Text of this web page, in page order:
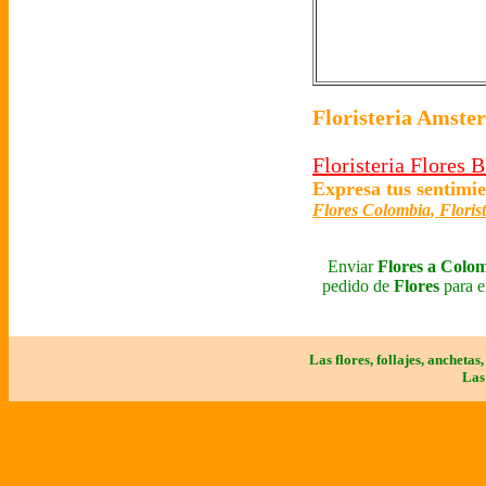
Floristeria
Floristeria Flores
Expresa tus
Flores Colombia,
EnviarFlores a
pedido de Flores para
Las flores, follajes,